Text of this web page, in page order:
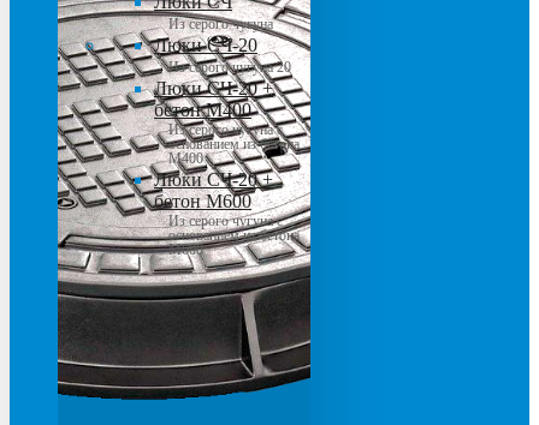
Из серого чугуна
Люки СЧ-20
Из серого чугуна 20
Люки СЧ-20 +
бетон М400
Из серого чугуна с
основанием из бетона
М400
Люки СЧ-20 +
бетон М600
Из серого чугуна с
основанием из бетона
М600